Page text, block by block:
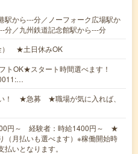
駅から---分／ノーフォーク広場駅か
分／九州鉄道記念館駅から---分
） ★土日休みOK
トOK★スタート時間選べます！
！ ★急募 ★職場が気に入れば、
円～ 経験者：時給1400円～ ★
（月払いも選べます）※稼働開始時
いとなります。